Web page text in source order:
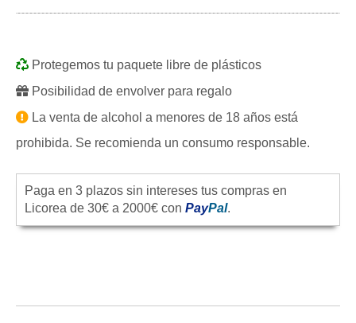
Protegemos tu paquete libre de plásticos
Posibilidad de envolver para regalo
La venta de alcohol a menores de 18 años está
prohibida. Se recomienda un consumo responsable.
Paga en 3 plazos sin intereses tus compras en
Licorea de 30€ a 2000€ con PayPal.